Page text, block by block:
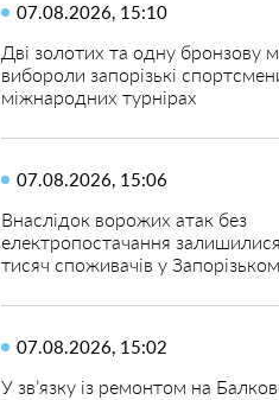
07.08.2026, 15:10
Дві золотих та одну бронзову
вибороли запорізькі
міжнародних турнірах
07.08.2026, 15:06
Внаслідок ворожих атак без
електропостачання
тисяч споживачів у
07.08.2026, 15:02
У зв’язку із ремонтом на